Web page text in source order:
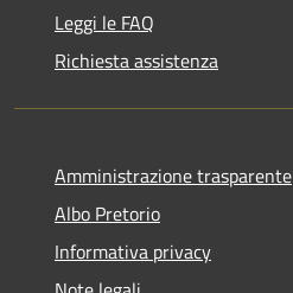
Leggi le FAQ
Richiesta assistenza
Amministrazione trasparente
Albo Pretorio
Informativa privacy